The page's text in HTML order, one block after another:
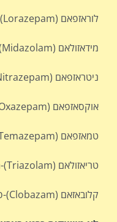
לוראזפאם (Lorazepam)-לוריוון Lorivan
מידאזולאם (Midazolam)-דורמיקוםDormicum
ניטראזפאם (Nitrazepam)-נומבוןNumbon
אוקסאזפאם (Oxazepam)-ואבן Vaben
טמאזפאם (Temazepam)-רסטורילRestoril
טריאזולאם (Triazolam)-הלציוןHalcion
קלובאזאם (Clobazam)-פריזיוםFrisium